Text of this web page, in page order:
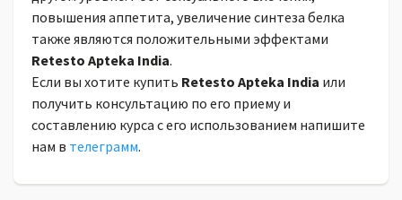
повышения аппетита, увеличение синтеза белка
также являются положительными эффектами
Retesto Apteka India.
Если вы хотите купить Retesto Apteka India или
получить консультацию по его приему и
составлению курса с его использованием напишите
нам в телеграмм.